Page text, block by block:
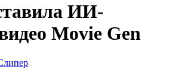
ИИ-
Movie Gen